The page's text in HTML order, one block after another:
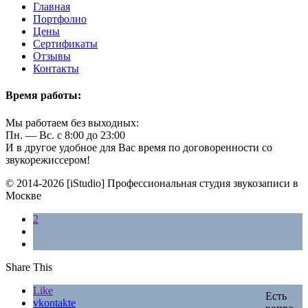
Главная
Портфолио
Цены
Сертификаты
Отзывы
Контакты
Время работы:
Мы работаем без выходных:
Пн. — Вс. с 8:00 до 23:00
И в другое удобное для Вас время по договоренности со
звукорежиссером!
© 2014-2026 [iStudio] Профессиональная студия звукозаписи в
Москве
2
Share This
Like
vkontakte